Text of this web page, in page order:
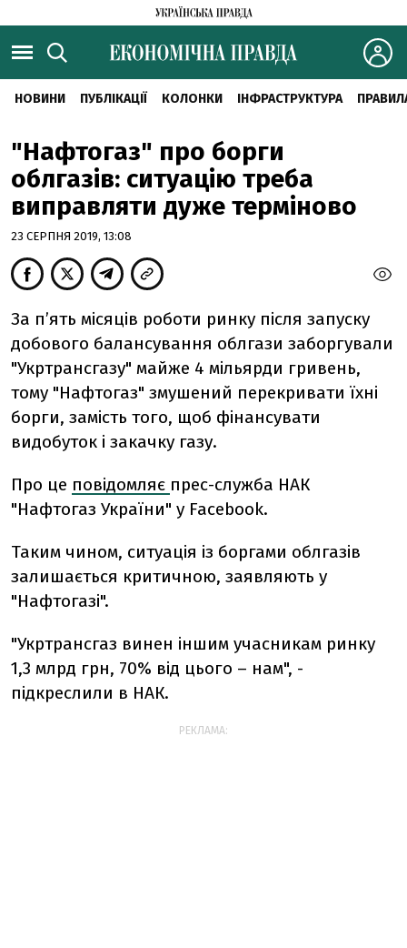
НОВИНИ ПУБЛІКАЦІЇ КОЛОНКИ ІНФРАСТРУКТУРА
"Нафтогаз" про борги
облгазів: ситуацію треба
виправляти дуже терміново
23 СЕРПНЯ 2019, 13:08
За п’ять місяців роботи ринку після запуску
добового балансування облгази заборгували
"Укртрансгазу" майже 4 мільярди гривень,
тому "Нафтогаз" змушений перекривати їхні
борги, замість того, щоб фінансувати
видобуток і закачку газу.
Про це повідомляє прес-служба НАК
"Нафтогаз України" у Facebook.
Таким чином, ситуація із боргами облгазів
залишається критичною, заявляють у
"Нафтогазі".
"Укртрансгаз винен іншим учасникам ринку
1,3 млрд грн, 70% від цього – нам", -
підкреслили в НАК.
РЕКЛАМА: